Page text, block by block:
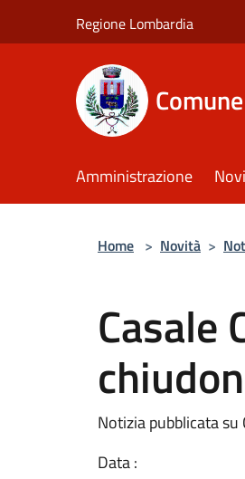
Regione Lombardia
Amministrazione
Home > Novità >
Casale
Notizia pubblicata
Data :